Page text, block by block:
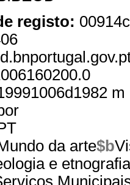
registo:
da arte$b
e etnografia